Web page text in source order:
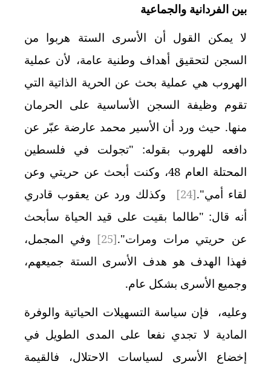
بين الفردانية والجماعية
لا يمكن القول أن الأسرى الستة هربوا من
السجن لتحقيق أهداف وطنية عامة، لأن عملية
الهروب هي عملية بحث عن الحرية الذاتية التي
تقوم وظيفة السجن الأساسية على الحرمان
منها. حيث ورد أن الأسير محمد عارضة عبّر عن
دافعه للهروب بقوله: "تجولت في فلسطين
المحتلة العام 48، وكنت أبحث عن حريتي وعن
لقاء أمي".[24] وكذلك ورد عن يعقوب قادري
أنه قال: "طالما بقيت على قيد الحياة سأبحث
عن حريتي مرات ومرات".[25] وفي المجمل،
فهذا الهدف هو هدف الأسرى الستة جميعهم،
وجميع الأسرى بشكل عام.
وعليه، فإن سياسة التسهيلات الحياتية والوفرة
المادية لا تجدي نفعا على المدى الطويل في
إخضاع الأسرى لسياسات الاحتلال، فالقيمة